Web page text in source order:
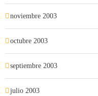
noviembre 2003
octubre 2003
septiembre 2003
julio 2003